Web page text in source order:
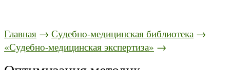
Главная → Судебно-медицинская библиотека →
«Судебно-медицинская экспертиза» →